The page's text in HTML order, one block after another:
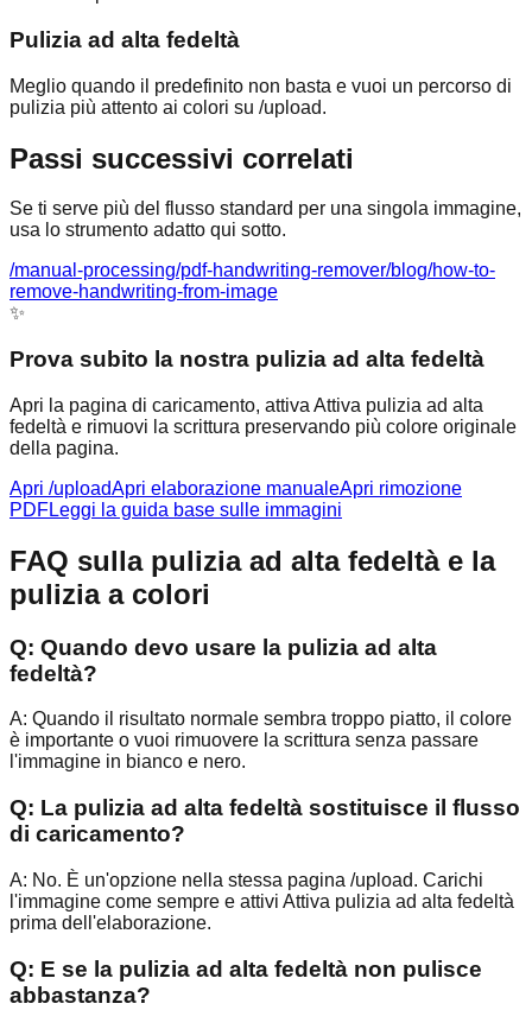
Pulizia ad alta fedeltà
Meglio quando il predefinito non basta e vuoi un percorso di
pulizia più attento ai colori su /upload.
Passi successivi correlati
Se ti serve più del flusso standard per una singola immagine,
usa lo strumento adatto qui sotto.
/manual-processing/pdf-handwriting-remover/blog/how-to-
remove-handwriting-from-image
✨
Prova subito la nostra pulizia ad alta fedeltà
Apri la pagina di caricamento, attiva Attiva pulizia ad alta
fedeltà e rimuovi la scrittura preservando più colore originale
della pagina.
Apri /uploadApri elaborazione manualeApri rimozione
PDFLeggi la guida base sulle immagini
FAQ sulla pulizia ad alta fedeltà e la
pulizia a colori
Q: Quando devo usare la pulizia ad alta
fedeltà?
A: Quando il risultato normale sembra troppo piatto, il colore
è importante o vuoi rimuovere la scrittura senza passare
l'immagine in bianco e nero.
Q: La pulizia ad alta fedeltà sostituisce il flusso
di caricamento?
A: No. È un'opzione nella stessa pagina /upload. Carichi
l'immagine come sempre e attivi Attiva pulizia ad alta fedeltà
prima dell'elaborazione.
Q: E se la pulizia ad alta fedeltà non pulisce
abbastanza?